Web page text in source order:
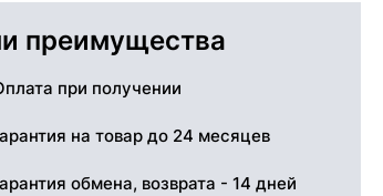
преимущества
при получении
на товар до 24 месяцев
обмена, возврата - 14 дней